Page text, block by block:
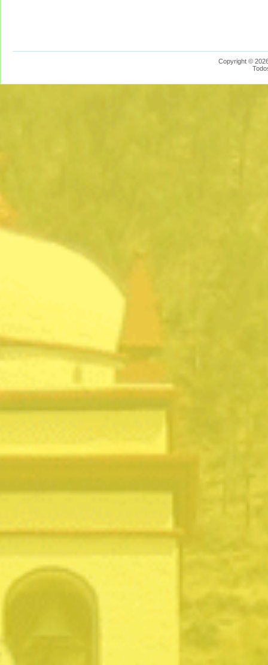
Copyright ©